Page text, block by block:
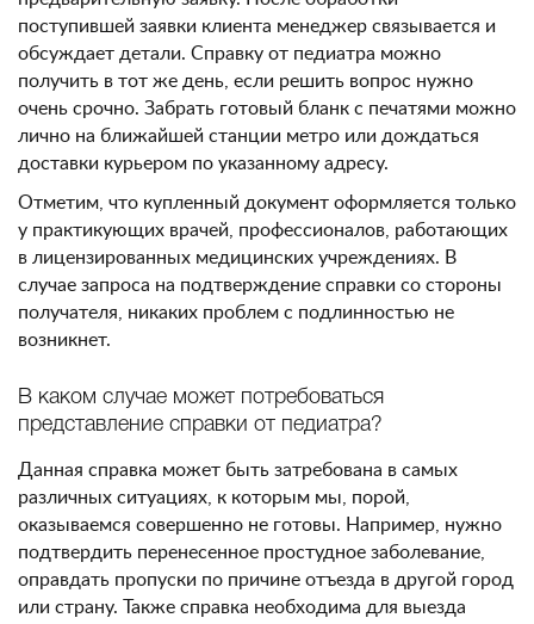
поступившей заявки клиента менеджер связывается и
обсуждает детали. Справку от педиатра можно
получить в тот же день, если решить вопрос нужно
очень срочно. Забрать готовый бланк с печатями можно
лично на ближайшей станции метро или дождаться
доставки курьером по указанному адресу.
Отметим, что купленный документ оформляется только
у практикующих врачей, профессионалов, работающих
в лицензированных медицинских учреждениях. В
случае запроса на подтверждение справки со стороны
получателя, никаких проблем с подлинностью не
возникнет.
В каком случае может потребоваться
представление справки от педиатра?
Данная справка может быть затребована в самых
различных ситуациях, к которым мы, порой,
оказываемся совершенно не готовы. Например, нужно
подтвердить перенесенное простудное заболевание,
оправдать пропуски по причине отъезда в другой город
или страну. Также справка необходима для выезда